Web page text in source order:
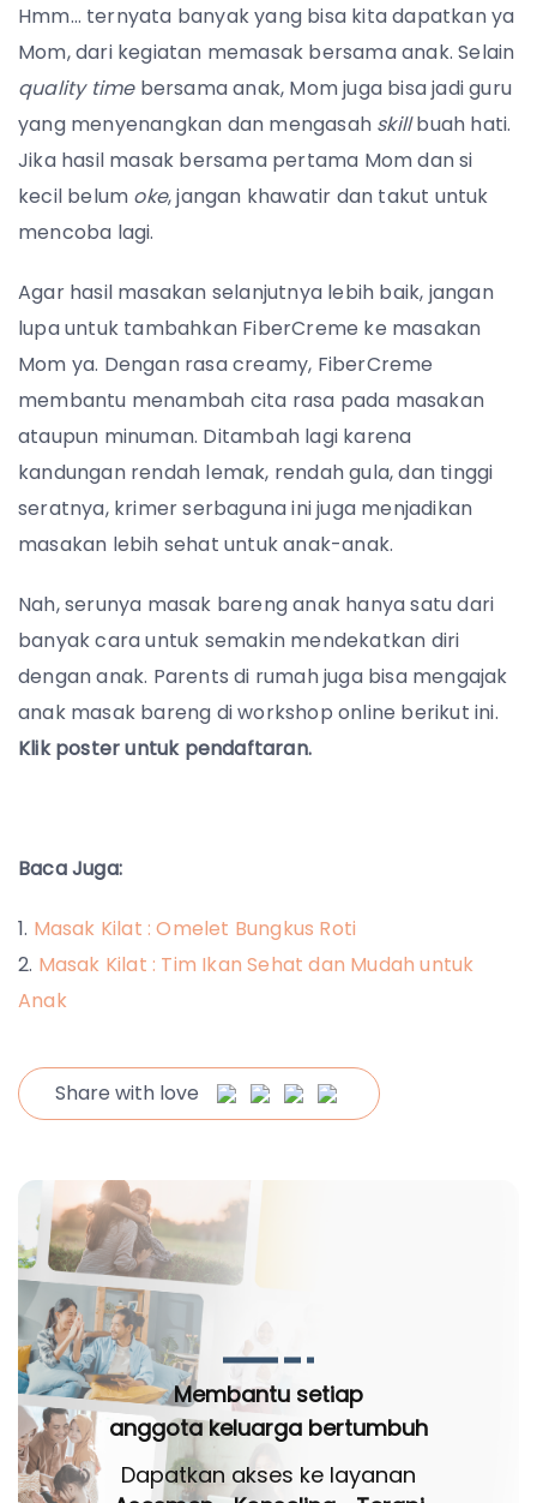
Hmm… ternyata banyak yang bisa kita dapatkan ya
Mom, dari kegiatan memasak bersama anak. Selain
quality timebersama anak, Mom juga bisa jadi guru
yang menyenangkan dan mengasah skillbuah hati.
Jika hasil masak bersama pertama Mom dan si
kecil belum oke, jangan khawatir dan takut untuk
mencoba lagi.
Agar hasil masakan selanjutnya lebih baik, jangan
lupa untuk tambahkan FiberCreme ke masakan
Mom ya. Dengan rasa creamy, FiberCreme
membantu menambah cita rasa pada masakan
ataupun minuman. Ditambah lagi karena
kandungan rendah lemak, rendah gula, dan tinggi
seratnya, krimer serbaguna ini juga menjadikan
masakan lebih sehat untuk anak-anak.
Nah, serunya masak bareng anak hanya satu dari
banyak cara untuk semakin mendekatkan diri
dengan anak. Parents di rumah juga bisa mengajak
anak masak bareng di workshop online berikut ini.
Klik poster untuk pendaftaran.
Baca Juga:
Masak Kilat : Omelet Bungkus Roti
Masak Kilat : Tim Ikan Sehat dan Mudah untuk
Anak
Share with love
Membantu setiap
anggota keluarga bertumbuh
Dapatkan akses ke layanan